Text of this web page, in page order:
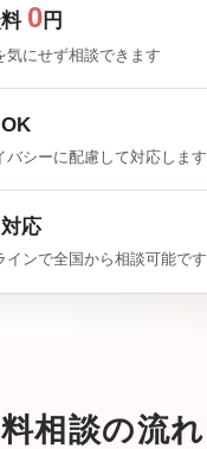
0円
気にせず相談できます
バシーに配慮して対応します
応
インで全国から相談可能です
相談の流れ